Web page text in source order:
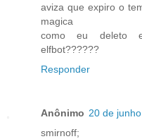
aviza que expiro o
magica
como eu deleto
elfbot??????
Responder
Anônimo 20 de
smirnoff;